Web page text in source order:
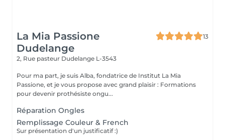
La Mia Passione
Dudelange
13
2, Rue pasteur Dudelange L-3543
Pour ma part, je suis Alba, fondatrice de Institut La Mia
Passione, et je vous propose avec grand plaisir : Formations
pour devenir prothésiste ongu...
Réparation Ongles
Remplissage Couleur & French
Sur présentation d'un justificatif :)